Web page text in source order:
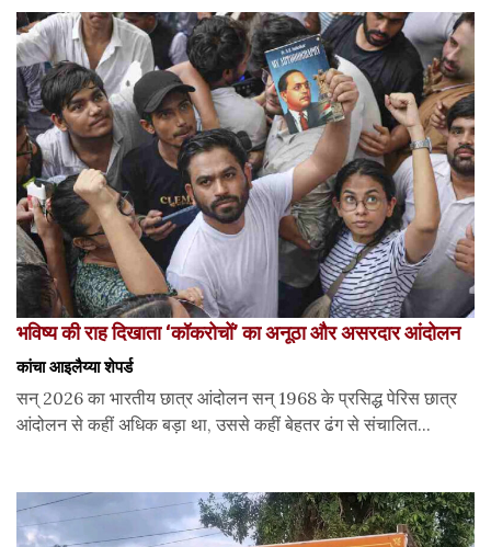
भविष्य की राह दिखाता ‘कॉकरोचों’ का अनूठा और असरदार आंदोलन
कांचा आइलैय्या शेपर्ड
सन् 2026 का भारतीय छात्र आंदोलन सन् 1968 के प्रसिद्ध पेरिस छात्र
आंदोलन से कहीं अधिक बड़ा था, उससे कहीं बेहतर ढंग से संचालित...